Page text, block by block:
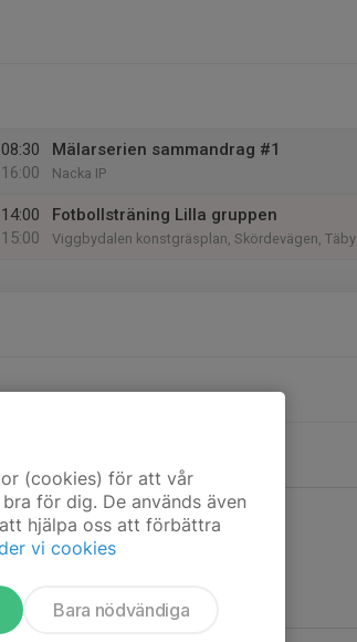
08:30
16:00
Mälarserien sammandrag #1
Nacka IP
14:00
15:00
Fotbollsträning Lilla gruppen
Viggbydalen konstgräsplan, Skördevägen, Täby
(cookies) för att vår
för dig. De används även
hjälpa oss att förbättra
vi cookies
Bara nödvändiga